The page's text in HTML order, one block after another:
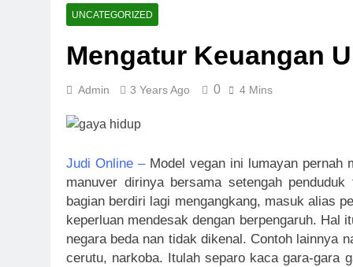
Fortune
1 Week Ago
Bounty
Money Pot
1 Week Ago
Dragon
2 Weeks Ago
UNCATEGORIZED
Mengatur Keuangan
Admin 3 Years Ago 0 4 Mins
Judi Online –Model vegan ini lumayan pernah
manuver dirinya bersama setengah
bagian berdiri lagi mengangkang, masuk alias
keperluan mendesak dengan berpengaruh. Hal
negara beda nan tidak dikenal. Contoh lainnya
cerutu, narkoba. Itulah separo kaca gara-gara